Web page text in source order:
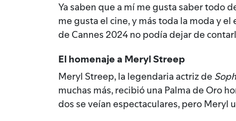
Ya saben que a mí me gusta saber todo
me gusta el cine, y más toda la moda y
de Cannes 2024 no podía dejar de
El homenaje a Meryl Streep
Meryl Streep, la legendaria actriz de
muchas más, recibió una Palma de Oro
dos se veían espectaculares, pero Meryl